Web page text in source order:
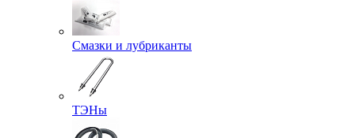
Смазки и лубриканты
ТЭНы